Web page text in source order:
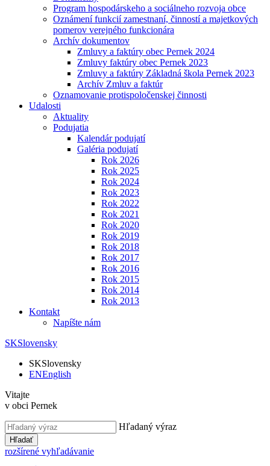
Program hospodárskeho a sociálneho rozvoja obce
Oznámení funkcií zamestnaní, činností a majetkových
pomerov verejného funkcionára
Archív dokumentov
Zmluvy a faktúry obec Pernek 2024
Zmluvy faktúry obec Pernek 2023
Zmluvy a faktúry Základná škola Pernek 2023
Archív Zmluv a faktúr
Oznamovanie protispoločenskej činnosti
Udalosti
Aktuality
Podujatia
Kalendár podujatí
Galéria podujatí
Rok 2026
Rok 2025
Rok 2024
Rok 2023
Rok 2022
Rok 2021
Rok 2020
Rok 2019
Rok 2018
Rok 2017
Rok 2016
Rok 2015
Rok 2014
Rok 2013
Kontakt
Napíšte nám
SKSlovensky
SKSlovensky
ENEnglish
Vitajte
v obci Pernek
Hľadaný výraz
Hľadať
rozšírené vyhľadávanie